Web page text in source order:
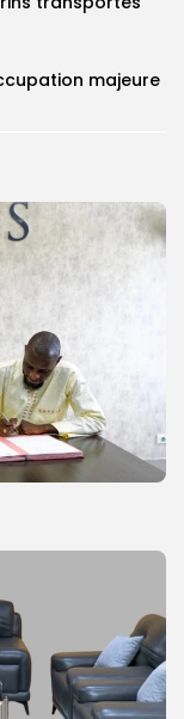
majeure